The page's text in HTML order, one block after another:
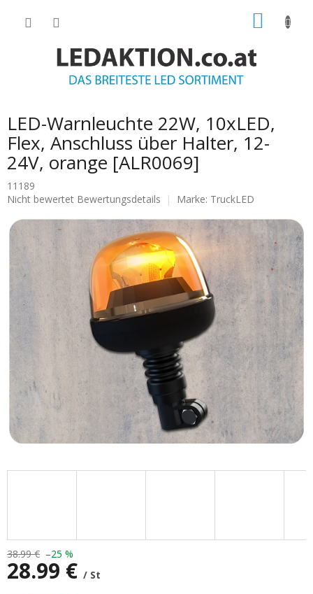
LED-Warnleuchte 22W, 10xLED,
Flex, Anschluss über Halter, 12-
24V, orange [ALR0069]
11189
Die
Produktbewertung
0.0
von
Sternen.
Nicht bewertet Bewertungsdetails Marke: TruckLED
38.99 € –25 %
28.99 € / St